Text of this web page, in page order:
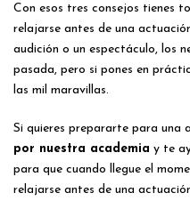
Con esos tres consejos tienes
relajarse antes de una
audición o un espectáculo, los
pasada, pero si pones en
las mil maravillas.
Si quieres prepararte para una
por nuestra academia y te
para que cuando llegue el
relajarse antes de una